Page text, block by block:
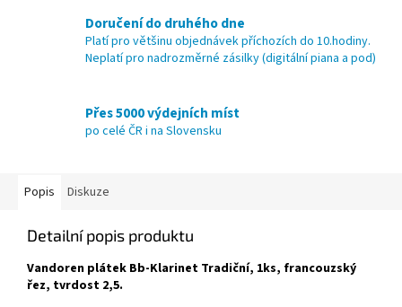
Doručení do druhého dne
Platí pro většinu objednávek příchozích do 10.hodiny.
Neplatí pro nadrozměrné zásilky (digitální piana a pod)
Přes 5000 výdejních míst
po celé ČR i na Slovensku
Popis Diskuze
Detailní popis produktu
Vandoren plátek Bb-Klarinet Tradiční, 1ks, francouzský
řez, tvrdost 2,5.